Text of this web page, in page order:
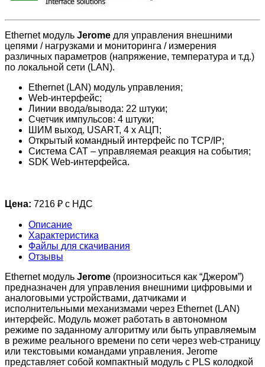
Ethernet модуль Jerome для управления внешними
цепями / нагрузками и мониторинга / измерения
различных параметров (напряжение, температура и т.д.)
по локальной сети (LAN).
Ethernet (LAN) модуль управления;
Web-интерфейс;
Линии ввода/вывода: 22 штуки;
Счетчик импульсов: 4 штуки;
ШИМ выход, USART, 4 x АЦП;
Открытый командный интерфейс по TCP/IP;
Система CAT – управляемая реакция на события;
SDK Web-интерфейса.
Цена: 7216 ₽ с НДС
Описание
Характеристика
Файлы для скачивания
Отзывы
Ethernet модуль Jerome (произноситься как “Джером”)
предназначен для управления внешними цифровыми и
аналоговыми устройствами, датчиками и
исполнительными механизмами через Ethernet (LAN)
интерфейс. Модуль может работать в автономном
режиме по заданному алгоритму или быть управляемым
в режиме реального времени по сети через web-страницу
или текстовыми командами управления. Jerome
представляет собой компактный модуль с PLS колодкой